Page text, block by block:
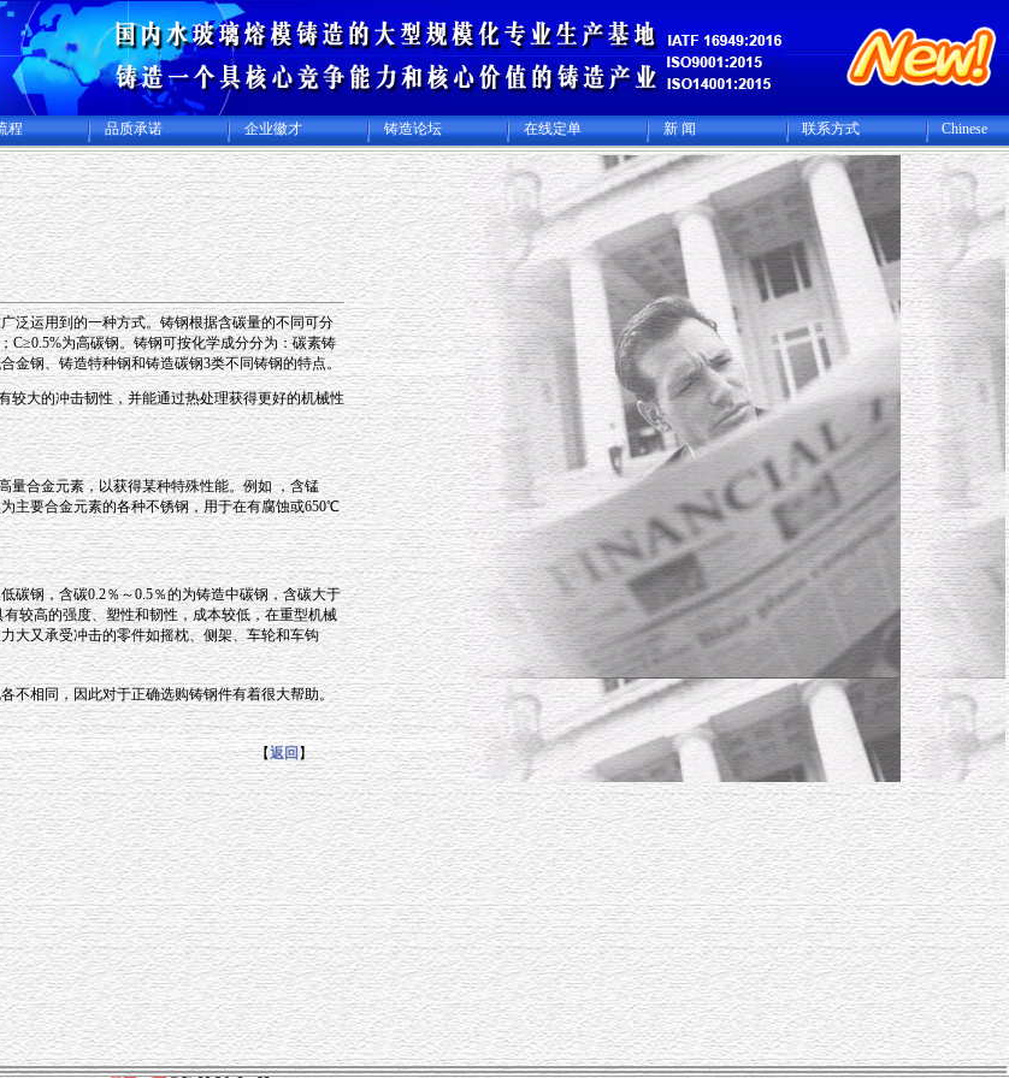
程 品质承诺 企业徽才 铸造论坛 在线定单 新 闻 联系方式 Chinese
泛运用到的一种方式。铸钢根据含碳量的不同可分
C≥0.5%为高碳钢。铸钢可按化学成分分为：碳素铸
钢、铸造特种钢和铸造碳钢3类不同铸钢的特点。
大的冲击韧性，并能通过热处理获得更好的机械性
合金元素，以获得某种特殊性能。例如 ，含锰
主要合金元素的各种不锈钢，用于在有腐蚀或650℃
钢，含碳0.2％～0.5％的为铸造中碳钢，含碳大于
较高的强度、塑性和韧性，成本较低，在重型机械
大又承受冲击的零件如摇枕、侧架、车轮和车钩
不相同，因此对于正确选购铸钢件有着很大帮助。
【返回】